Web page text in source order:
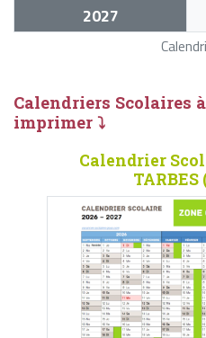
2027
Calendriers Scolaires
imprimer ⤵
Calendrier
TARBES